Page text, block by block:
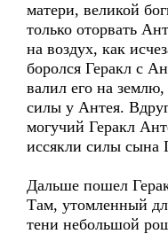
матери, великой
только оторвать
на воздух, как
боролся Геракл с
валил его на
силы у Антея.
могучий Геракл
иссякли силы сына
Дальше пошел
Там, утомленный
тени небольшой